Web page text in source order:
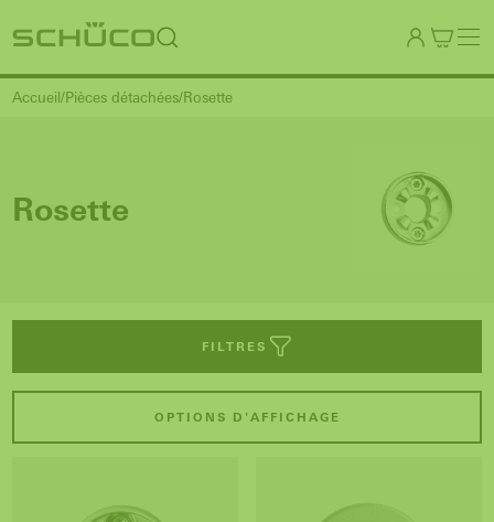
Accueil Pièces détachées Rosette
Rosette
FILTRES
OPTIONS D'AFFICHAGE